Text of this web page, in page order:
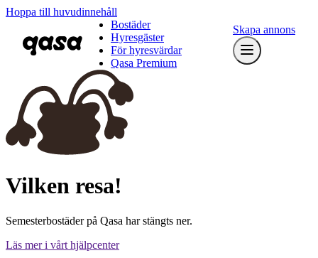
Hoppa till huvudinnehåll
Bostäder
Hyresgäster
För hyresvärdar
Qasa Premium
Skapa annons
Vilken resa!
Semesterbostäder på Qasa har stängts ner.
Läs mer i vårt hjälpcenter